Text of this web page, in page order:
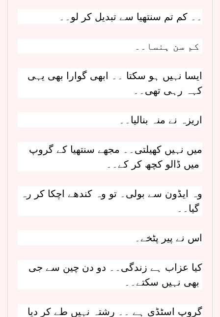
۔۔ کم تم سنتھیا سے تبدیل کر لو۔۔
ایسا نہیں ہو سکتا ۔۔ ابھی گوارا بھی یہی
کہہ رہی تھی۔۔
اریزہ نے منہ بنالیا۔۔
میں نہیں کھیلتی۔۔ مجھے سنتھیا کے گروپ
وہ ایڈون سے بولی۔ تو وہ کندھے اچکا کر رہ
اس نے پیر پٹخے۔
کیا عزاب ہے زندگی۔۔ دو دن چین سے جی
گروپ اسٹڈی ہے ۔۔ رشتہ نہیں طے کر دیا